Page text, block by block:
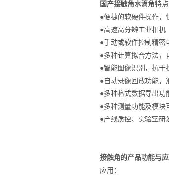
国产接触角水滴角特点
●便捷的软硬件操作，
●高速高分辨工业相机
●手动或软件控制精密
●多种计算拟合方法，
●智能图像识别，抗干
●自动录像回放功能，
●多种格式数据导出功
●多种测量功能及模块
●产线质控、实验室研
接触角的产品功能与应
应用：